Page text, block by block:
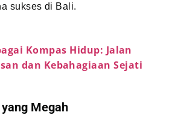
sukses di Bali.
Kompas Hidup: Jalan
dan Kebahagiaan Sejati
Megah